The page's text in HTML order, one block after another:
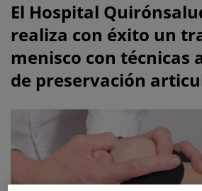
Hospital
Quirónsalud
Valencia
con
éxito
trasplante
menisco
con
técnicas
El Hospital
realiza con éxito un
menisco con técnicas
de preservación